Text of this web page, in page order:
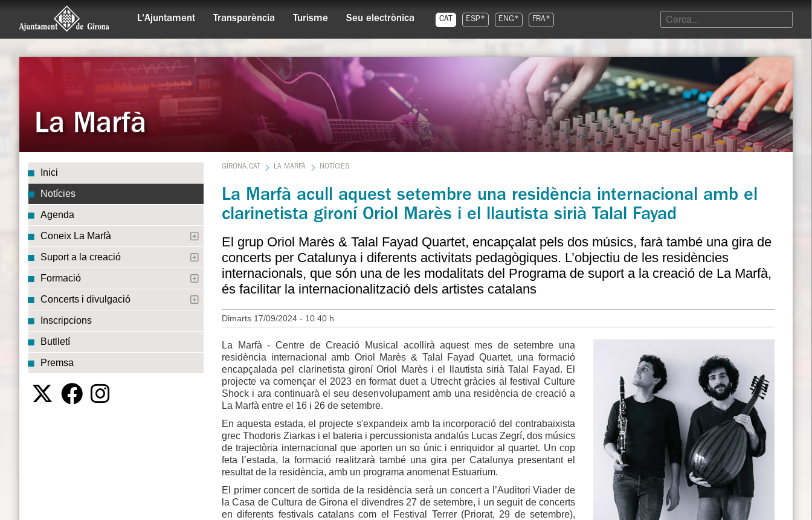
L'Ajuntament Transparència Turisme Seu electrònica CAT ESP* ENG* FRA*
La Marfà
Inici
Notícies
Agenda
Coneix La Marfà
Suport a la creació
Formació
Concerts i divulgació
Inscripcions
Butlletí
Premsa
GIRONA.CAT LA MARFÀ NOTÍCIES
La Marfà acull aquest setembre una residència internacional amb el
clarinetista gironí Oriol Marès i el llautista sirià Talal Fayad
El grup Oriol Marès & Talal Fayad Quartet, encapçalat pels dos músics, farà també una gira de
concerts per Catalunya i diferents activitats pedagògiques. L’objectiu de les residències
internacionals, que són una de les modalitats del Programa de suport a la creació de La Marfà,
és facilitar la internacionalització dels artistes catalans
Dimarts 17/09/2024 - 10.40 h
La Marfà - Centre de Creació Musical acollirà aquest mes de setembre una
residència internacional amb Oriol Marès & Talal Fayad Quartet, una formació
encapçalada pel clarinetista gironí Oriol Marès i el llautista sirià Talal Fayad. El
projecte va començar el 2023 en format duet a Utrecht gràcies al festival Culture
Shock i ara continuarà el seu desenvolupament amb una residència de creació a
La Marfà entre el 16 i 26 de setembre.
En aquesta estada, el projecte s'expandeix amb la incorporació del contrabaixista
grec Thodoris Ziarkas i el bateria i percussionista andalús Lucas Zegrí, dos músics
de trajectòria internacional que aporten un so únic i enriquidor al quartet. Un cop
feta l’estada, la formació realitzarà també una gira per Catalunya presentant el
resultat de la residència, amb un programa anomenat Estuarium.
El primer concert de sortida de la residència serà un concert a l’Auditori Viader de
la Casa de Cultura de Girona el divendres 27 de setembre, i un seguit de concerts
en diferents festivals catalans com el Festival Terrer (Priorat, 29 de setembre),